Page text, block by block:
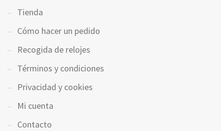
Tienda
Cómo hacer un pedido
Recogida de relojes
Términos y condiciones
Privacidad y cookies
Mi cuenta
Contacto